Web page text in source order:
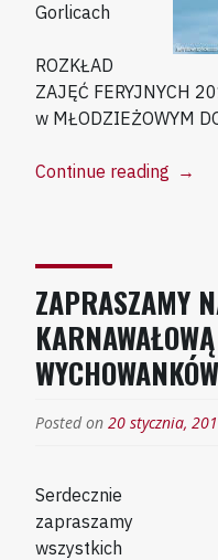
Gorlicach
ROZKŁAD
ZAJĘĆ FERYJNYCH
w MŁODZIEŻOWYM
Continue reading →
ZAPRASZAMY
Posted on 20 stycznia,
Serdecznie
zapraszamy
wszystkich